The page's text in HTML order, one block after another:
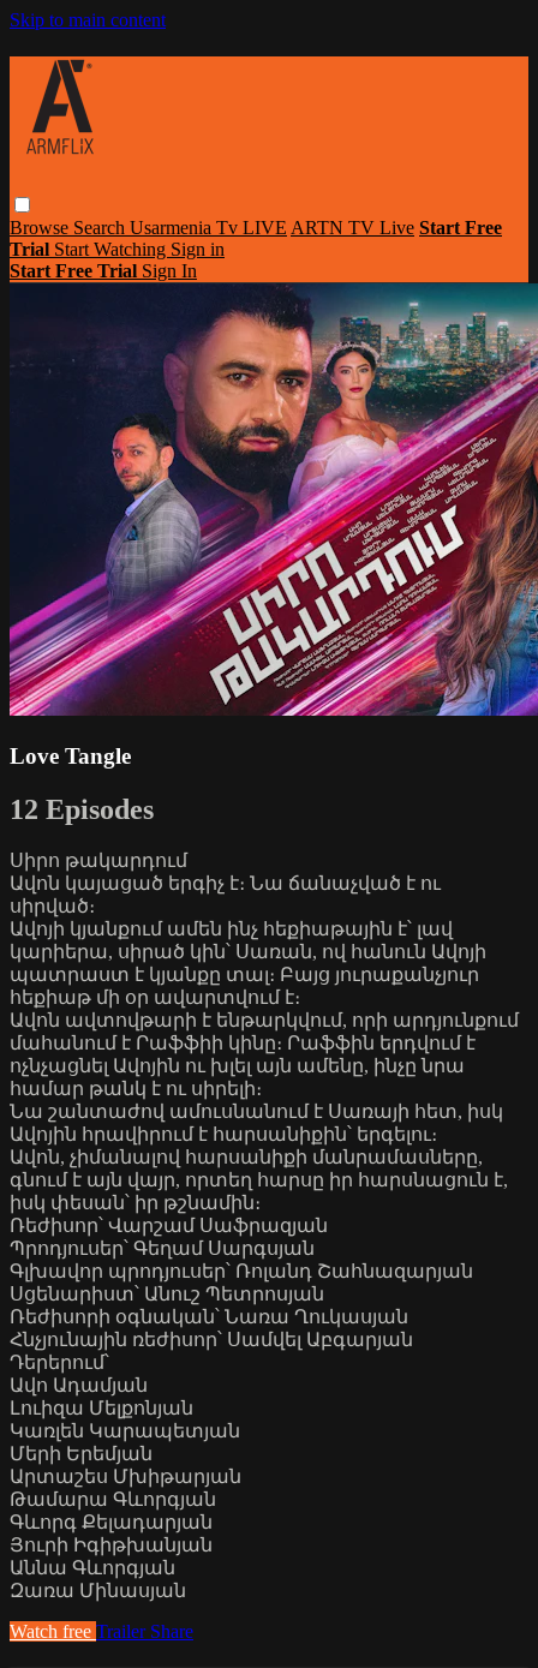
Skip to main content
Browse Search Usarmenia Tv LIVE ARTN TV Live Start Free
Trial Start Watching Sign in
Start Free Trial Sign In
Love Tangle
12 Episodes
Սիրո թակարդում
Ավոն կայացած երգիչ է։ Նա ճանաչված է ու
սիրված։
Ավոյի կյանքում ամեն ինչ հեքիաթային է՝ լավ
կարիերա, սիրած կին՝ Սառան, ով հանուն Ավոյի
պատրաստ է կյանքը տալ։ Բայց յուրաքանչյուր
հեքիաթ մի օր ավարտվում է։
Ավոն ավտովթարի է ենթարկվում, որի արդյունքում
մահանում է Րաֆֆիի կինը։ Րաֆֆին երդվում է
ոչնչացնել Ավոյին ու խլել այն ամենը, ինչը նրա
համար թանկ է ու սիրելի։
Նա շանտաժով ամուսնանում է Սառայի հետ, իսկ
Ավոյին հրավիրում է հարսանիքին՝ երգելու։
Ավոն, չիմանալով հարսանիքի մանրամասները,
գնում է այն վայր, որտեղ հարսը իր հարսնացուն է,
իսկ փեսան՝ իր թշնամին։
Ռեժիսոր՝ Վարշամ Սաֆրազյան
Պրոդյուսեր՝ Գեղամ Սարգսյան
Գլխավոր պրոդյուսեր՝ Ռոլանդ Շահնազարյան
Սցենարիստ՝ Անուշ Պետրոսյան
Ռեժիսորի օգնական՝ Նառա Ղուկասյան
Հնչյունային ռեժիսոր՝ Սամվել Աբգարյան
Դերերում՝
Ավո Ադամյան
Լուիզա Մելքոնյան
Կառլեն Կարապետյան
Մերի Երեմյան
Արտաշես Մխիթարյան
Թամարա Գևորգյան
Գևորգ Քելադարյան
Յուրի Իգիթխանյան
Աննա Գևորգյան
Զառա Մինասյան
Watch free Trailer Share